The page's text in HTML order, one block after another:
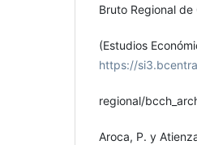
Bruto Regional
(Estudios
https://
regional/
Aroca, P. y